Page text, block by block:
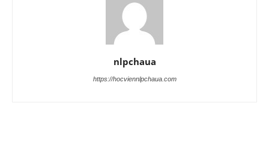
nlpchaua
https://hocviennlpchaua.com